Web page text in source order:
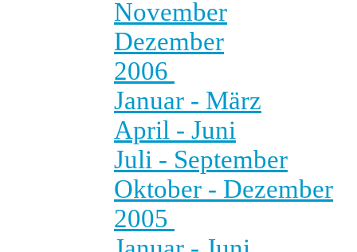
November
Dezember
2006
Januar - März
April - Juni
Juli - September
Oktober - Dezember
2005